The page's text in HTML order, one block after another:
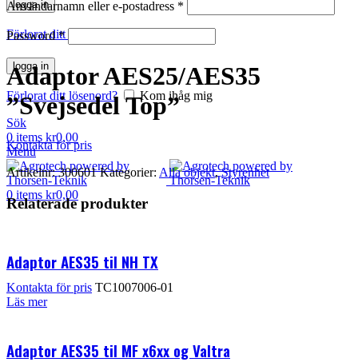
logga in
Förlorat ditt lösenord?
Användarnamn eller e-postadress *
Password*
logga in
Förlorat ditt lösenord?
Kom ihåg mig
Sök
0 items kr0,00
Menu
0 items kr0,00
Klicka för att förstora
Adaptor AES25/AES35
”Svejsedel Top”
Kontakta för pris
Artikelnr:300601Kategorier: Alla objekt, Styrenhet
Relaterade produkter
Adaptor AES35 til NH TX
Kontakta för pris TC1007006-01
Läs mer
Adaptor AES35 til MF x6xx og Valtra